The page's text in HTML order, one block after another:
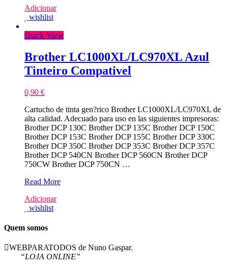
Preto
Tinteiro
Adicionar
wishlist
Quick View
Brother LC1000XL/LC970XL Azul
Tinteiro Compativel
0,90 €
Cartucho de tinta gen?rico Brother LC1000XL/LC970XL de
alta calidad. Adecuado para uso en las siguientes impresoras:
Brother DCP 130C Brother DCP 135C Brother DCP 150C
Brother DCP 153C Brother DCP 155C Brother DCP 330C
Brother DCP 350C Brother DCP 353C Brother DCP 357C
Brother DCP 540CN Brother DCP 560CN Brother DCP
750CW Brother DCP 750CN …
Brother
Azul
Tinteiro
Read More
Adicionar
wishlist
Quem somos
WEBPARATODOS de Nuno Gaspar.
“LOJA ONLINE”